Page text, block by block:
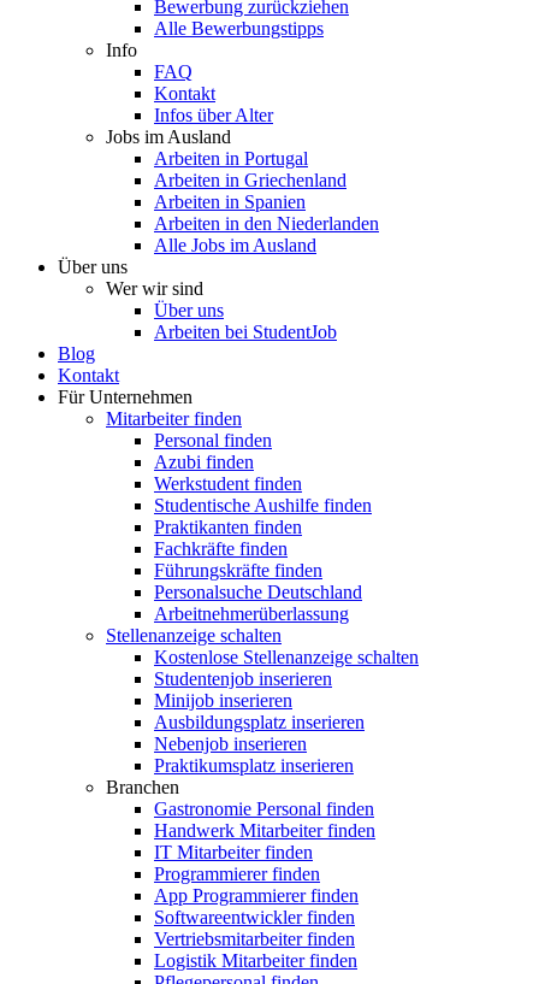
Bewerbung zurückziehen
Alle Bewerbungstipps
Info
FAQ
Kontakt
Infos über Alter
Jobs im Ausland
Arbeiten in Portugal
Arbeiten in Griechenland
Arbeiten in Spanien
Arbeiten in den Niederlanden
Alle Jobs im Ausland
Über uns
Wer wir sind
Über uns
Arbeiten bei StudentJob
Blog
Kontakt
Für Unternehmen
Mitarbeiter finden
Personal finden
Azubi finden
Werkstudent finden
Studentische Aushilfe finden
Praktikanten finden
Fachkräfte finden
Führungskräfte finden
Personalsuche Deutschland
Arbeitnehmerüberlassung
Stellenanzeige schalten
Kostenlose Stellenanzeige schalten
Studentenjob inserieren
Minijob inserieren
Ausbildungsplatz inserieren
Nebenjob inserieren
Praktikumsplatz inserieren
Branchen
Gastronomie Personal finden
Handwerk Mitarbeiter finden
IT Mitarbeiter finden
Programmierer finden
App Programmierer finden
Softwareentwickler finden
Vertriebsmitarbeiter finden
Logistik Mitarbeiter finden